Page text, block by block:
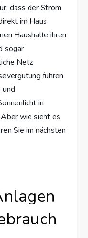
dass der Strom
im Haus
Haushalte ihren
sogar
Netz
führen
und
in
wie sieht es
Sie im nächsten